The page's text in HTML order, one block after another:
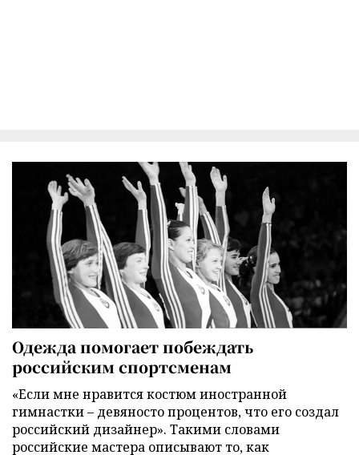
Одежда помогает побеждать
российским спортсменам
«Если мне нравится костюм иностранной
гимнастки – девяносто процентов, что его создал
российский дизайнер». Такими словами
российские мастера описывают то, как